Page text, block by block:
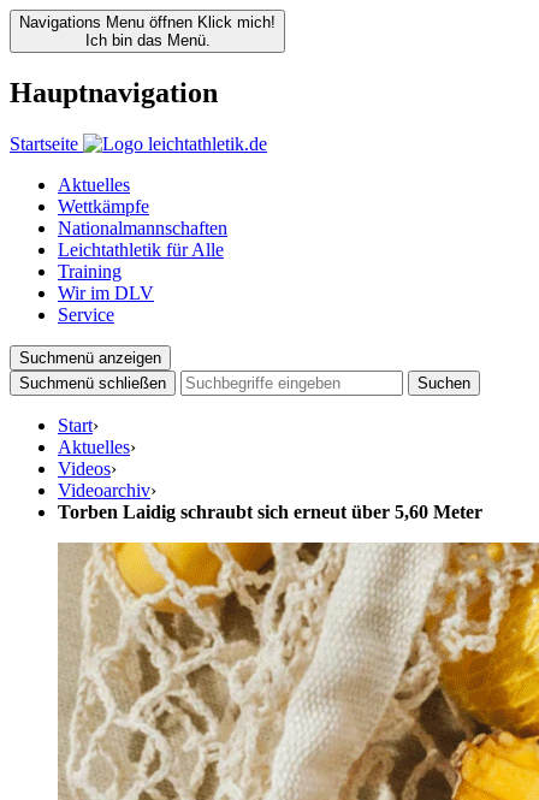
Navigations Menu öffnen Klick mich!
Ich bin das Menü.
Hauptnavigation
Startseite
Aktuelles
Wettkämpfe
Nationalmannschaften
Leichtathletik für Alle
Training
Wir im DLV
Service
Suchmenü anzeigen
Suchmenü schließen
Suchen
Start›
Aktuelles›
Videos›
Videoarchiv›
Torben Laidig schraubt sich erneut über 5,60 Meter